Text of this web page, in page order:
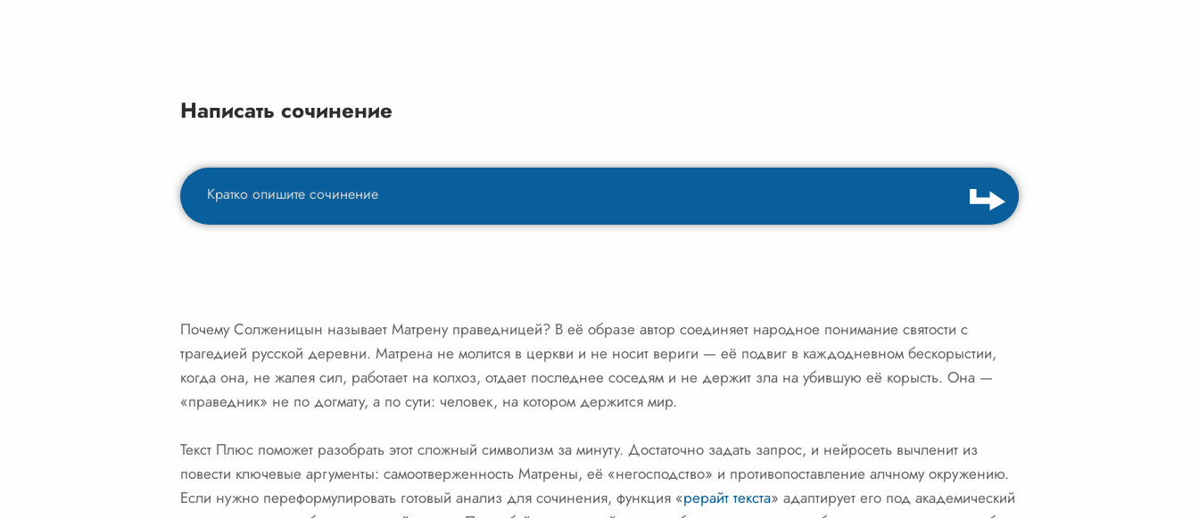
Написать сочинение
Почему Солженицын называет Матрену праведницей? В её образе автор соединяет народное понимание святости с
трагедией русской деревни. Матрена не молится в церкви и не носит вериги — её подвиг в каждодневном бескорыстии,
когда она, не жалея сил, работает на колхоз, отдает последнее соседям и не держит зла на убившую её корысть. Она —
«праведник» не по догмату, а по сути: человек, на котором держится мир.
Текст Плюс поможет разобрать этот сложный символизм за минуту. Достаточно задать запрос, и нейросеть вычленит из
повести ключевые аргументы: самоотверженность Матрены, её «негосподство» и противопоставление алчному окружению.
Если нужно переформулировать готовый анализ для сочинения, функция «рерайт текста» адаптирует его под академический